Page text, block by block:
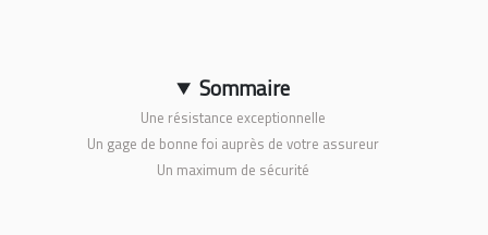
Sommaire
Une résistance exceptionnelle
Un gage de bonne foi auprès de votre assureur
Un maximum de sécurité